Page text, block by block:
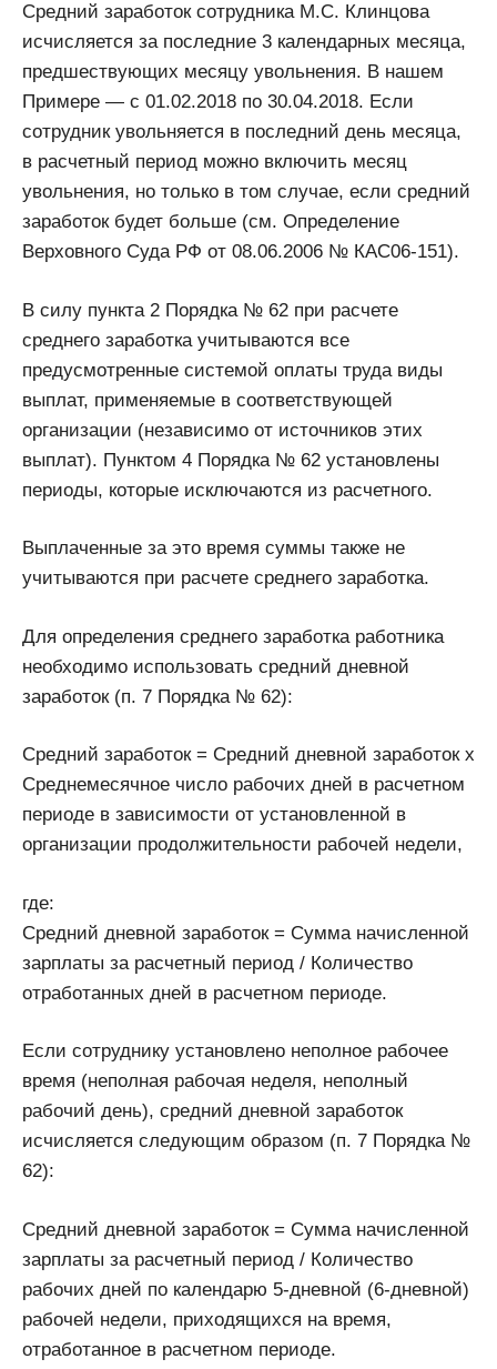
Средний заработок сотрудника М.С. Клинцова
исчисляется за последние 3 календарных месяца,
предшествующих месяцу увольнения. В нашем
Примере — с 01.02.2018 по 30.04.2018. Если
сотрудник увольняется в последний день месяца,
в расчетный период можно включить месяц
увольнения, но только в том случае, если средний
заработок будет больше (см. Определение
Верховного Суда РФ от 08.06.2006 № КАС06-151).
В силу пункта 2 Порядка № 62 при расчете
среднего заработка учитываются все
предусмотренные системой оплаты труда виды
выплат, применяемые в соответствующей
организации (независимо от источников этих
выплат). Пунктом 4 Порядка № 62 установлены
периоды, которые исключаются из расчетного.
Выплаченные за это время суммы также не
учитываются при расчете среднего заработка.
Для определения среднего заработка работника
необходимо использовать средний дневной
заработок (п. 7 Порядка № 62):
Средний заработок = Средний дневной заработок х
Среднемесячное число рабочих дней в расчетном
периоде в зависимости от установленной в
организации продолжительности рабочей недели,
где:
Средний дневной заработок = Сумма начисленной
зарплаты за расчетный период / Количество
отработанных дней в расчетном периоде.
Если сотруднику установлено неполное рабочее
время (неполная рабочая неделя, неполный
рабочий день), средний дневной заработок
исчисляется следующим образом (п. 7 Порядка №
62):
Средний дневной заработок = Сумма начисленной
зарплаты за расчетный период / Количество
рабочих дней по календарю 5-дневной (6-дневной)
рабочей недели, приходящихся на время,
отработанное в расчетном периоде.